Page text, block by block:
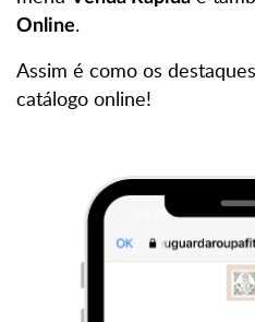
Online.
Assim é como os
catálogo online!